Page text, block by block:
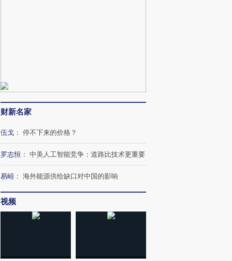
财新名家
伍戈 ： 停不下来的价格？
罗志恒 ： 中美人工智能竞争：道路比技术更重要
易峘 ： 海外能源供给缺口对中国的影响
视频